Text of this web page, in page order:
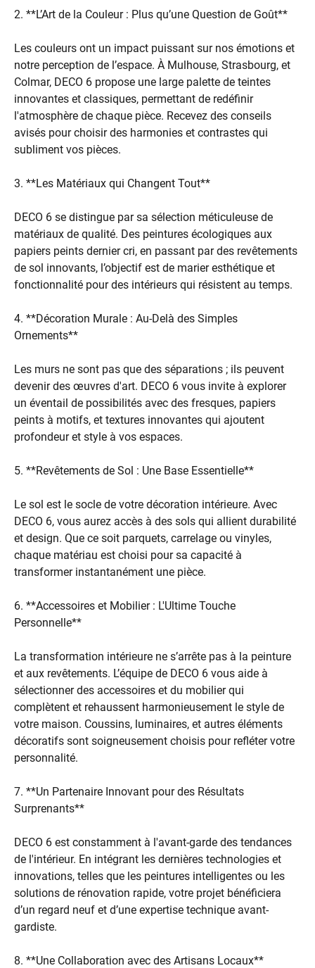
2. **L’Art de la Couleur : Plus qu’une Question de Goût**
Les couleurs ont un impact puissant sur nos émotions et
notre perception de l’espace. À Mulhouse, Strasbourg, et
Colmar, DECO 6 propose une large palette de teintes
innovantes et classiques, permettant de redéfinir
l'atmosphère de chaque pièce. Recevez des conseils
avisés pour choisir des harmonies et contrastes qui
subliment vos pièces.
3. **Les Matériaux qui Changent Tout**
DECO 6 se distingue par sa sélection méticuleuse de
matériaux de qualité. Des peintures écologiques aux
papiers peints dernier cri, en passant par des revêtements
de sol innovants, l’objectif est de marier esthétique et
fonctionnalité pour des intérieurs qui résistent au temps.
4. **Décoration Murale : Au-Delà des Simples
Ornements**
Les murs ne sont pas que des séparations ; ils peuvent
devenir des œuvres d'art. DECO 6 vous invite à explorer
un éventail de possibilités avec des fresques, papiers
peints à motifs, et textures innovantes qui ajoutent
profondeur et style à vos espaces.
5. **Revêtements de Sol : Une Base Essentielle**
Le sol est le socle de votre décoration intérieure. Avec
DECO 6, vous aurez accès à des sols qui allient durabilité
et design. Que ce soit parquets, carrelage ou vinyles,
chaque matériau est choisi pour sa capacité à
transformer instantanément une pièce.
6. **Accessoires et Mobilier : L'Ultime Touche
Personnelle**
La transformation intérieure ne s’arrête pas à la peinture
et aux revêtements. L’équipe de DECO 6 vous aide à
sélectionner des accessoires et du mobilier qui
complètent et rehaussent harmonieusement le style de
votre maison. Coussins, luminaires, et autres éléments
décoratifs sont soigneusement choisis pour refléter votre
personnalité.
7. **Un Partenaire Innovant pour des Résultats
Surprenants**
DECO 6 est constamment à l'avant-garde des tendances
de l'intérieur. En intégrant les dernières technologies et
innovations, telles que les peintures intelligentes ou les
solutions de rénovation rapide, votre projet bénéficiera
d’un regard neuf et d’une expertise technique avant-
gardiste.
8. **Une Collaboration avec des Artisans Locaux**